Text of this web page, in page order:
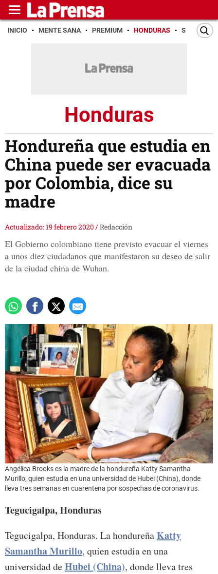
INICIO MENTE SANA PREMIUM HONDURAS SAN PEDRO
Honduras
Hondureña que estudia en
China puede ser evacuada
por Colombia, dice su
madre
Actualizado: 19 febrero 2020/Redacción
El Gobierno colombiano tiene previsto evacuar el viernes
a unos diez ciudadanos que manifestaron su deseo de salir
de la ciudad china de Wuhan.
Angélica Brooks es la madre de la hondureña Katty Samantha
Murillo, quien estudia en una universidad de Hubei (China), donde
lleva tres semanas en cuarentena por sospechas de coronavirus.
Tegucigalpa, Honduras
Tegucigalpa, Honduras. La hondureñaKatty
Samantha Murillo, quien estudia en una
universidad deHubei (China), donde lleva tres